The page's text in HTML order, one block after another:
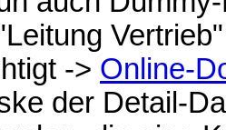
-> Online-
der Detail-